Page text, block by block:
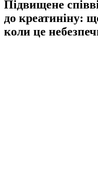
Підвищене
до креатиніну:
коли це